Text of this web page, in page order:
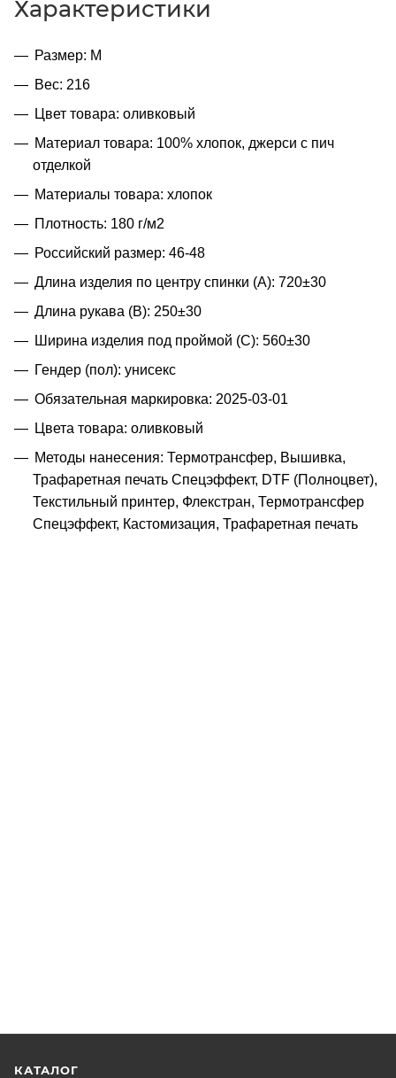
Характеристики
Размер: M
Вес: 216
Цвет товара: оливковый
Материал товара: 100% хлопок, джерси с пич
отделкой
Материалы товара: хлопок
Плотность: 180 г/м2
Российский размер: 46-48
Длина изделия по центру спинки (A): 720±30
Длина рукава (B): 250±30
Ширина изделия под проймой (С): 560±30
Гендер (пол): унисекс
Обязательная маркировка: 2025-03-01
Цвета товара: оливковый
Методы нанесения: Термотрансфер, Вышивка,
Трафаретная печать Спецэффект, DTF (Полноцвет),
Текстильный принтер, Флекстран, Термотрансфер
Спецэффект, Кастомизация, Трафаретная печать
КАТАЛОГ